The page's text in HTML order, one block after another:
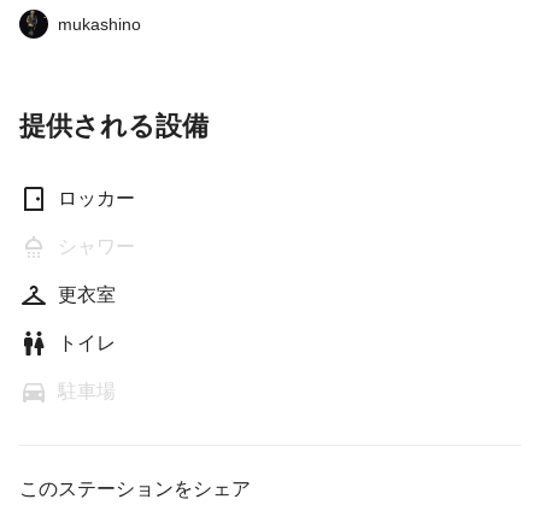
mukashino
提供される設備
ロッカー
シャワー
更衣室
トイレ
駐車場
このステーションをシェア